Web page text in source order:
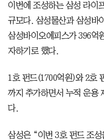
이번에 조성하는 삼성 라이
규모다. 삼성물산과 삼성바
삼성바이오에피스가 396억
자하기로 했다.
1호 펀드(1700억원)와 2호
까지 추가하면서 누적 운용
다.
삼성은 “이번 3호 펀드 조